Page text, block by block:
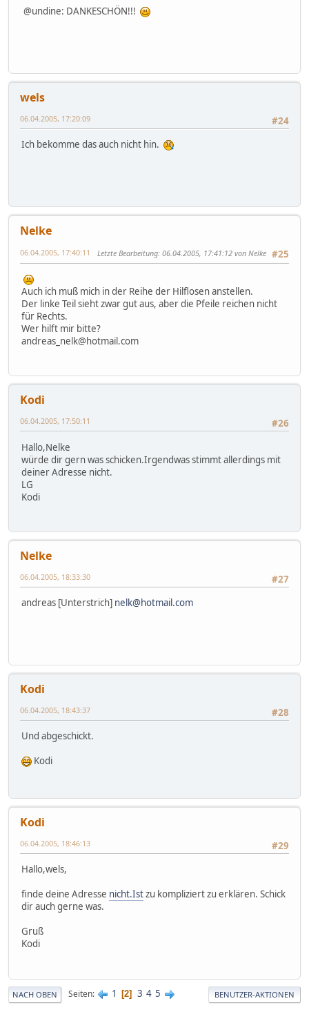
@undine: DANKESCHÖN!!!
wels
#24
06.04.2005, 17:20:09
Ich bekomme das auch nicht hin.
Nelke
#25
06.04.2005, 17:40:11 Letzte Bearbeitung: 06.04.2005, 17:41:12 von Nelke
Auch ich muß mich in der Reihe der Hilflosen anstellen.
Der linke Teil sieht zwar gut aus, aber die Pfeile reichen nicht
für Rechts.
Wer hilft mir bitte?
andreas_nelk@hotmail.com
Kodi
#26
06.04.2005, 17:50:11
Hallo,Nelke
würde dir gern was schicken.Irgendwas stimmt allerdings mit
deiner Adresse nicht.
LG
Kodi
Nelke
#27
06.04.2005, 18:33:30
andreas [Unterstrich] nelk@hotmail.com
Kodi
#28
06.04.2005, 18:43:37
Und abgeschickt.
Kodi
Kodi
#29
06.04.2005, 18:46:13
Hallo,wels,
finde deine Adresse nicht.Istzu kompliziert zu erklären. Schick
dir auch gerne was.
Gruß
Kodi
NACH OBEN Seiten 1 2 3 4 5 BENUTZER-AKTIONEN